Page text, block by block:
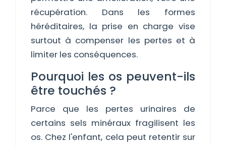
récupération. Dans les formes
héréditaires, la prise en charge vise
surtout à compenser les pertes et à
limiter les conséquences.
Pourquoi les os peuvent-ils
être touchés ?
Parce que les pertes urinaires de
certains sels minéraux fragilisent les
os. Chez l'enfant, cela peut retentir sur